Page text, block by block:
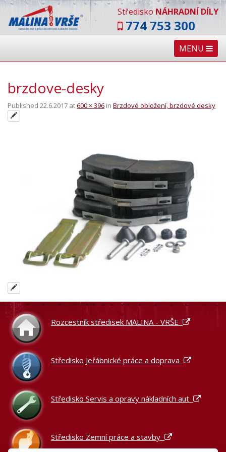
Středisko NÁHRADNÍ DÍLY
774 753 300
MENU
brzdove-desky
Published 22.6.2017 at600 × 396 in Brzdové obložení, brzdové desky
Rozcestník středisek MALINA - VRŠE
Středisko Jeřábnické práce a doprava
Středisko Servis a opravy nákladních aut
Středisko Zemní práce a stavby